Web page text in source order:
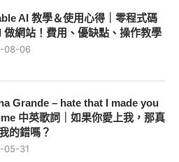
AI 教學＆使用心得｜零程式碼
做網站！費用、優缺點、操作教學
08-06
Grande – hate that I made you
中英歌詞｜如果你愛上我，那真
的錯嗎？
05-31